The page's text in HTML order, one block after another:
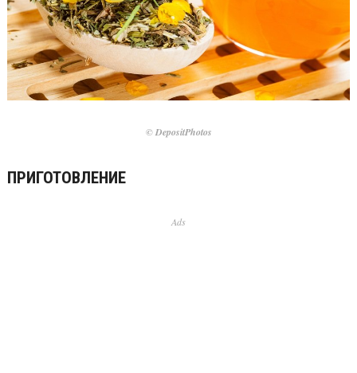
© DepositPhotos
ПРИГОТОВЛЕНИЕ
Ads